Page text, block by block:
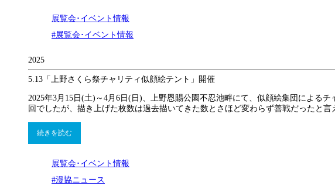
展覧会･イベント情報
#展覧会･イベント情報
2025
5.13 「上野さくら祭チャリティ似顔絵テント」開催
2025年3月15日(土)～4月6日(日)、上野恩賜公園不忍池畔にて、似顔絵集団による
回でしたが、描き上げた枚数は過去描いてきた数とさほど変わらず善戦だったと言
続きを読む
展覧会･イベント情報
#漫協ニュース